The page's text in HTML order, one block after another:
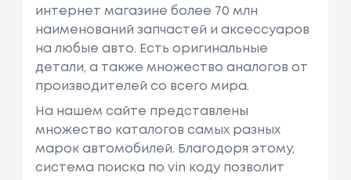
интернет магазине более 70 млн
наименований запчастей и аксессуаров
на любые авто. Есть оригинальные
детали, а также множество аналогов от
производителей со всего мира.
На нашем сайте представлены
множество каталогов самых разных
марок автомобилей. Благодоря этому,
система поиска по vin коду позволит